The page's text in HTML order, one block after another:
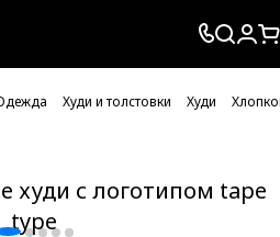
Худи и толстовки Худи
худи с логотипом tape
type